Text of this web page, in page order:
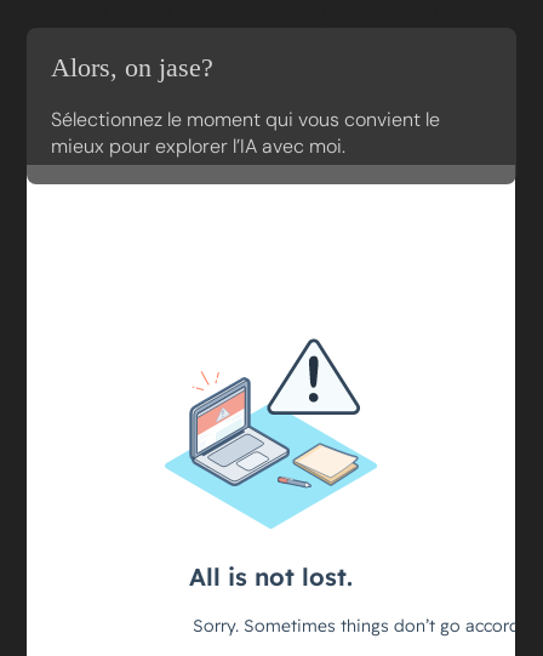
Alors, on jase?
Sélectionnez le moment qui vous convient le
mieux pour explorer l’IA avec moi.